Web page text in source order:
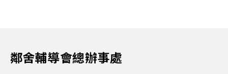
鄰舍輔導會總辦事處